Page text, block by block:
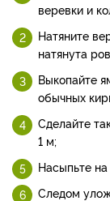
веревки и
Натяните
натянута
Выкопайте
обычных
Сделайте
1 м;
Насыпьте
Следом